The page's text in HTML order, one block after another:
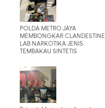
POLDA METRO JAYA
MEMBONGKAR CLANDESTINE
LAB NARKOTIKA JENIS
TEMBAKAU SINTETIS